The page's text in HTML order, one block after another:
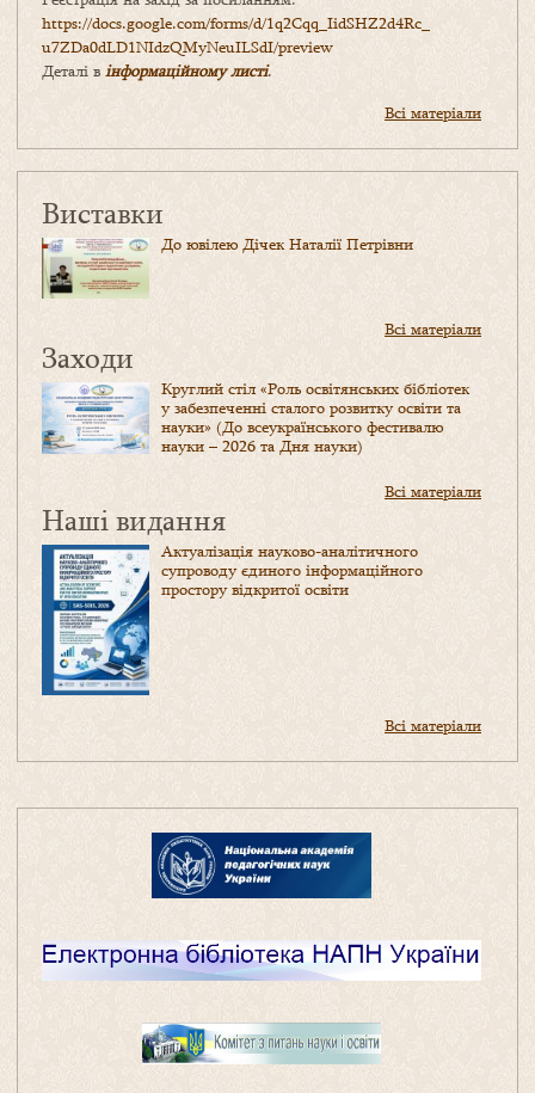
https://docs.google.com/forms/d/1q2Cqq_IidSHZ2d4Rc_
u7ZDa0dLD1NIdzQMyNeuILSdI/preview
Деталі в інформаційному листі.
Всі матеріали
Виставки
До ювілею Дічек Наталії Петрівни
Всі матеріали
Заходи
Круглий стіл «Роль освітянських бібліотек
у забезпеченні сталого розвитку освіти та
науки» (До всеукраїнського фестивалю
науки – 2026 та Дня науки)
Всі матеріали
Наші видання
Актуалізація науково-аналітичного
супроводу єдиного інформаційного
простору відкритої освіти
Всі матеріали